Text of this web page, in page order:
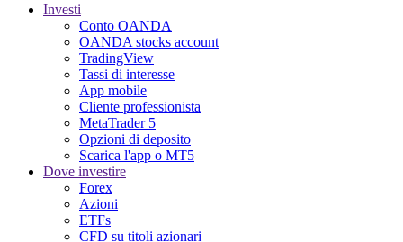
Investi
Conto OANDA
OANDA stocks account
TradingView
Tassi di interesse
App mobile
Cliente professionista
MetaTrader 5
Opzioni di deposito
Scarica l'app o MT5
Dove investire
Forex
Azioni
ETFs
CFD su titoli azionari